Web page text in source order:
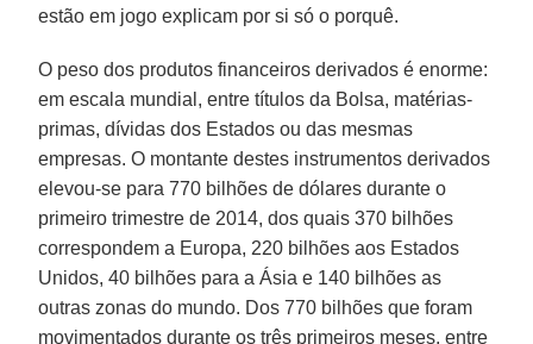
estão em jogo explicam por si só o porquê.
O peso dos produtos financeiros derivados é enorme:
em escala mundial, entre títulos da Bolsa, matérias-
primas, dívidas dos Estados ou das mesmas
empresas. O montante destes instrumentos derivados
elevou-se para 770 bilhões de dólares durante o
primeiro trimestre de 2014, dos quais 370 bilhões
correspondem a Europa, 220 bilhões aos Estados
Unidos, 40 bilhões para a Ásia e 140 bilhões as
outras zonas do mundo. Dos 770 bilhões que foram
movimentados durante os três primeiros meses, entre